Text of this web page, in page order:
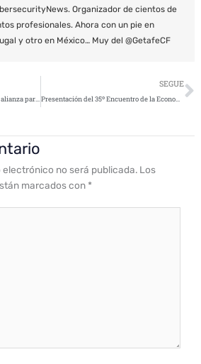
Organizador de cientos de
profesionales. Ahora con un pie en
y otro en México… Muy del @GetafeCF
Amazon, Google y Microsoft: Una alianza para frenar los ciberataques
SEGUE
Presentación del 35º Encuentro de la Economía Digital y las Telecomunicaciones
no será publicada. Los
marcados con *